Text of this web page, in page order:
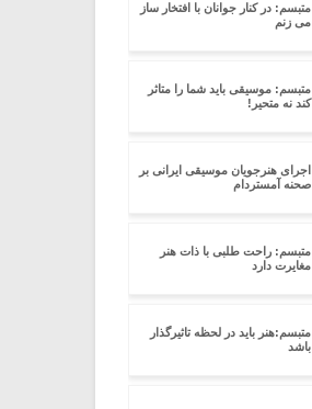
متبسم: در کنار جوانان با افتخار ساز
می زنم
متبسم: موسیقی باید شما را متاثر
کند نه متحیر!
اجرای هنرجویان موسیقی ایرانی بر
صحنه آمستردام
متبسم: راحت طلبی با ذات هنر
مغایرت دارد
متبسم:هنر باید در لحظه تاثیرگذار
باشد